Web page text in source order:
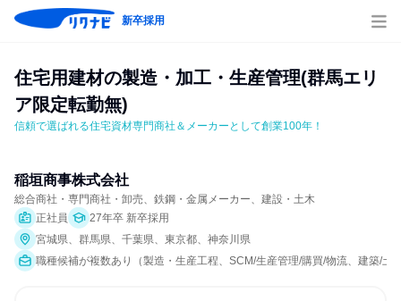
新卒採用
住宅用建材の製造・加工・生産管理(群馬エリ
ア限定転勤無)
信頼で選ばれる住宅資材専門商社＆メーカーとして創業100年！
稲垣商事株式会社
総合商社・専門商社・卸売、鉄鋼・金属メーカー、建設・土木
正社員
27年卒 新卒採用
宮城県、群馬県、千葉県、東京都、神奈川県
職種候補が複数あり（製造・生産工程、SCM/生産管理/購買/物流、建築/